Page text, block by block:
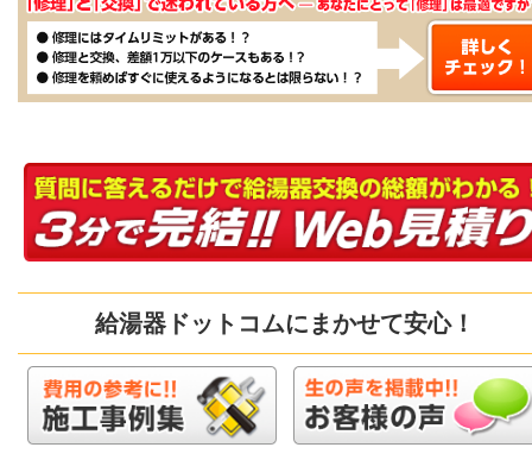
給湯器ドットコムにまかせて安心！